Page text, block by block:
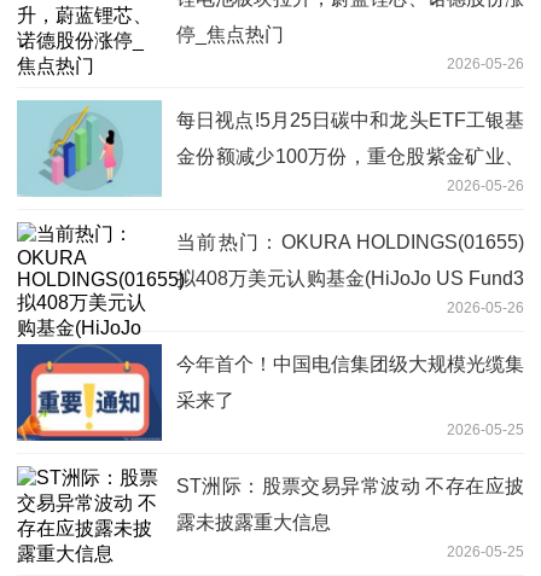
停_焦点热门
2026-05-26
每日视点!5月25日碳中和龙头ETF工银基
金份额减少100万份，重仓股紫金矿业、
2026-05-26
当前热门：OKURA HOLDINGS(01655)
拟408万美元认购基金(HiJoJo US Fund3
2026-05-26
今年首个！中国电信集团级大规模光缆集
采来了
2026-05-25
ST洲际：股票交易异常波动 不存在应披
露未披露重大信息
2026-05-25